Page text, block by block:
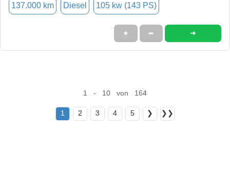
137.000 km Diesel 105 kw (143 PS)
★ ➦ ➜
1 - 10 von 164
1 2 3 4 5 ❯ ❯❯